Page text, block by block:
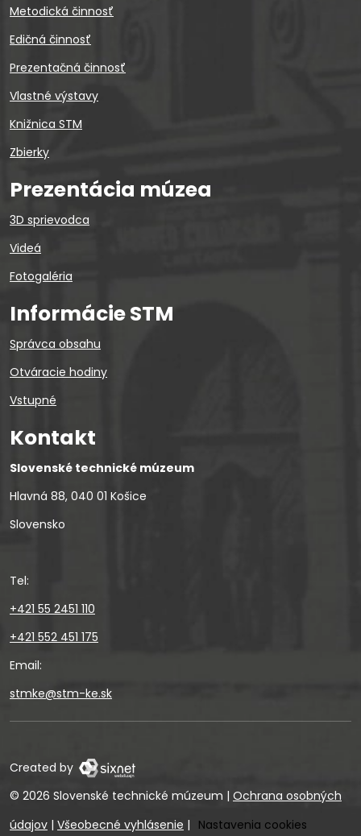
Metodická činnosť
Edičná činnosť
Prezentačná činnosť
Vlastné výstavy
Knižnica STM
Zbierky
Prezentácia múzea
3D sprievodca
Videá
Fotogaléria
Informácie STM
Správca obsahu
Otváracie hodiny
Vstupné
Kontakt
Slovenské technické múzeum
Hlavná 88, 040 01 Košice
Slovensko
Tel:
+421 55 2451 110
+421 552 451 175
Email:
stmke@stm-ke.sk
Created by
© 2026 Slovenské technické múzeum | Ochrana osobných
údajov | Všeobecné vyhlásenie | Nastavenia cookies